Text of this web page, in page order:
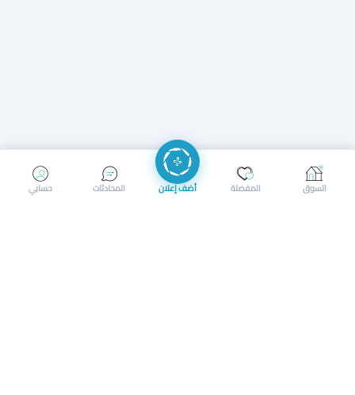
إرسال رسالة إجراء مكالمة
حسابي المحادثات أضف إعلان المفضلة السوق